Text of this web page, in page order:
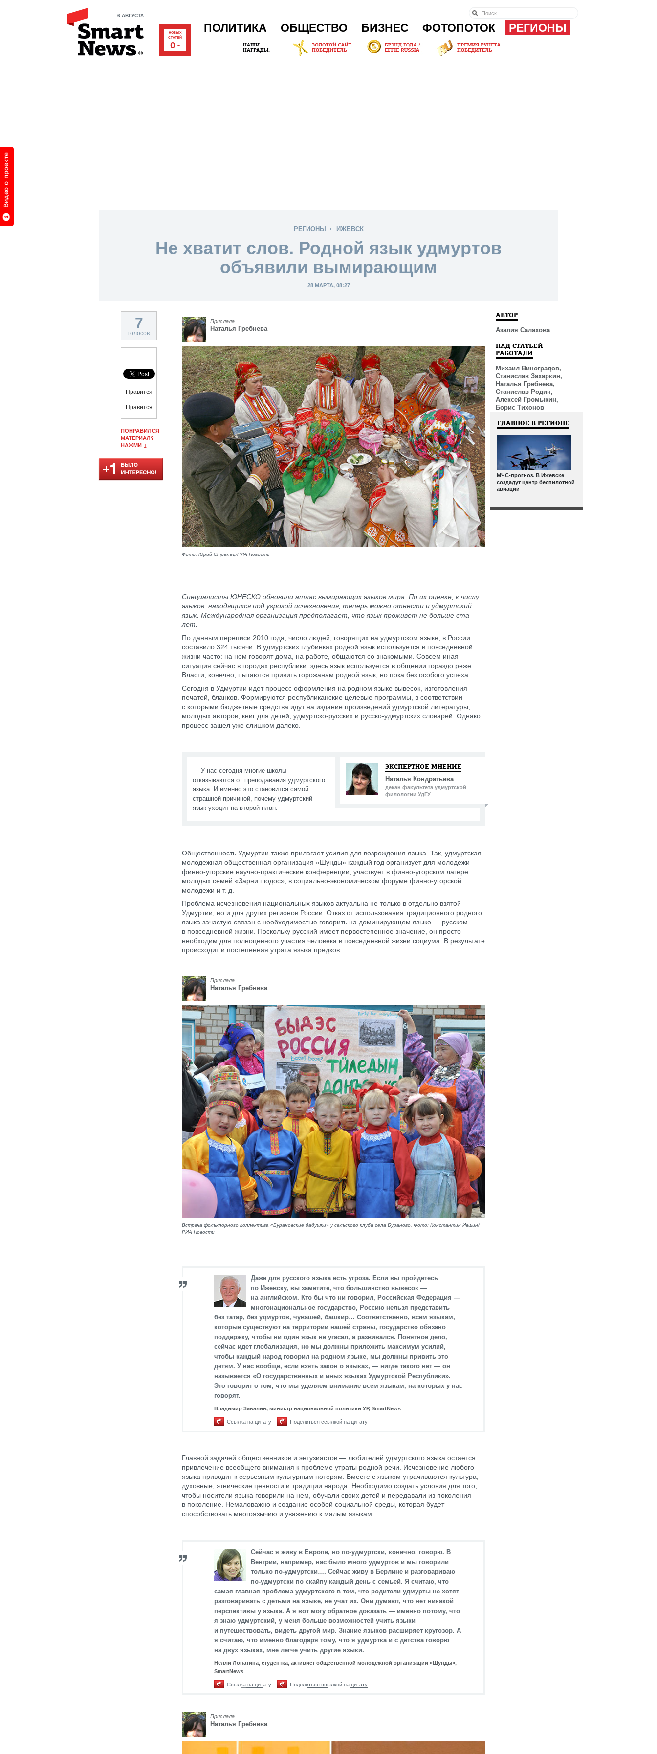
6 АВГУСТА
НОВЫХ
СТАТЕЙ
0
ПОЛИТИКА ОБЩЕСТВО БИЗНЕС ФОТОПОТОК РЕГИОНЫ
РЕГИОНЫ ИЖЕВСК
Не хватит слов. Родной язык удмуртов
объявили вымирающим
28 МАРТА, 08:27
7
голосов
Нравится
Нравится
ПОНРАВИЛСЯ
МАТЕРИАЛ?
НАЖМИ ↓
Прислала
Наталья Гребнева
Фото: Юрий Стрелец/РИА Новости
Специалисты ЮНЕСКО обновили атлас вымирающих языков мира. По их оценке, к числу
языков, находящихся под угрозой исчезновения, теперь можно отнести и удмуртский
язык. Международная организация предполагает, что язык проживет не больше ста
лет.
По данным переписи 2010 года, число людей, говорящих на удмуртском языке, в России
составило 324 тысячи. В удмуртских глубинках родной язык используется в повседневной
жизни часто: на нем говорят дома, на работе, общаются со знакомыми. Совсем иная
ситуация сейчас в городах республики: здесь язык используется в общении гораздо реже.
Власти, конечно, пытаются привить горожанам родной язык, но пока без особого успеха.
Сегодня в Удмуртии идет процесс оформления на родном языке вывесок, изготовления
печатей, бланков. Формируются республиканские целевые программы, в соответствии
с которыми бюджетные средства идут на издание произведений удмуртской литературы,
молодых авторов, книг для детей, удмуртско-русских и русско-удмуртских словарей. Однако
процесс зашел уже слишком далеко.
ЭКСПЕРТНОЕ МНЕНИЕ
Наталья Кондратьева
декан факультета удмуртской
филологии УдГУ
— У нас сегодня многие школы
отказываются от преподавания удмуртского
языка. И именно это становится самой
страшной причиной, почему удмуртский
язык уходит на второй план.
Общественность Удмуртии также прилагает усилия для возрождения языка. Так, удмуртская
молодежная общественная организация «Шунды» каждый год организует для молодежи
финно-угорские научно-практические конференции, участвует в финно-угорском лагере
молодых семей «Зарни шодос», в социально-экономическом форуме финно-угорской
молодежи и т. д.
Проблема исчезновения национальных языков актуальна не только в отдельно взятой
Удмуртии, но и для других регионов России. Отказ от использования традиционного родного
языка зачастую связан с необходимостью говорить на доминирующем языке — русском —
в повседневной жизни. Поскольку русский имеет первостепенное значение, он просто
необходим для полноценного участия человека в повседневной жизни социума. В результате
происходит и постепенная утрата языка предков.
Прислала
Наталья Гребнева
Встреча фольклорного коллектива «Бурановские бабушки» у сельского клуба села Бураново. Фото: Константин Ившин/
РИА Новости
Даже для русского языка есть угроза. Если вы пройдетесь
по Ижевску, вы заметите, что большинство вывесок —
на английском. Кто бы что ни говорил, Российская Федерация —
многонациональное государство, Россию нельзя представить
без татар, без удмуртов, чувашей, башкир… Соответственно, всем языкам,
которые существуют на территории нашей страны, государство обязано
поддержку, чтобы ни один язык не угасал, а развивался. Понятное дело,
сейчас идет глобализация, но мы должны приложить максимум усилий,
чтобы каждый народ говорил на родном языке, мы должны привить это
детям. У нас вообще, если взять закон о языках, — нигде такого нет — он
называется «О государственных и иных языках Удмуртской Республики».
Это говорит о том, что мы уделяем внимание всем языкам, на которых у нас
говорят.
Владимир Завалин, министр национальной политики УР, SmartNews
Ссылка на цитату Поделиться ссылкой на цитату
Главной задачей общественников и энтузиастов — любителей удмуртского языка остается
привлечение всеобщего внимания к проблеме утраты родной речи. Исчезновение любого
языка приводит к серьезным культурным потерям. Вместе с языком утрачиваются культура,
духовные, этнические ценности и традиции народа. Необходимо создать условия для того,
чтобы носители языка говорили на нем, обучали своих детей и передавали из поколения
в поколение. Немаловажно и создание особой социальной среды, которая будет
способствовать многоязычию и уважению к малым языкам.
Сейчас я живу в Европе, но по-удмуртски, конечно, говорю. В
Венгрии, например, нас было много удмуртов и мы говорили
только по-удмуртски…. Сейчас живу в Берлине и разговариваю
по-удмуртски по скайпу каждый день с семьей. Я считаю, что
самая главная проблема удмуртского в том, что родители-удмурты не хотят
разговаривать с детьми на языке, не учат их. Они думают, что нет никакой
перспективы у языка. А я вот могу обратное доказать — именно потому, что
я знаю удмуртский, у меня больше возможностей учить языки
и путешествовать, видеть другой мир. Знание языков расширяет кругозор. А
я считаю, что именно благодаря тому, что я удмуртка и с детства говорю
на двух языках, мне легче учить другие языки.
Нелли Лопатина, студентка, активист общественной молодежной организации «Шунды»,
SmartNews
Ссылка на цитату Поделиться ссылкой на цитату
Прислала
Наталья Гребнева
АВТОР
Азалия Салахова
НАД СТАТЬЕЙ
РАБОТАЛИ
Михаил Виноградов,
Станислав Захаркин,
Наталья Гребнева,
Станислав Родин,
Алексей Громыкин,
Борис Тихонов
ГЛАВНОЕ В РЕГИОНЕ
МЧС-прогноз. В Ижевске
создадут центр беспилотной
авиации